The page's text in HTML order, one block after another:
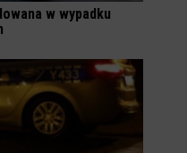
w wypadku